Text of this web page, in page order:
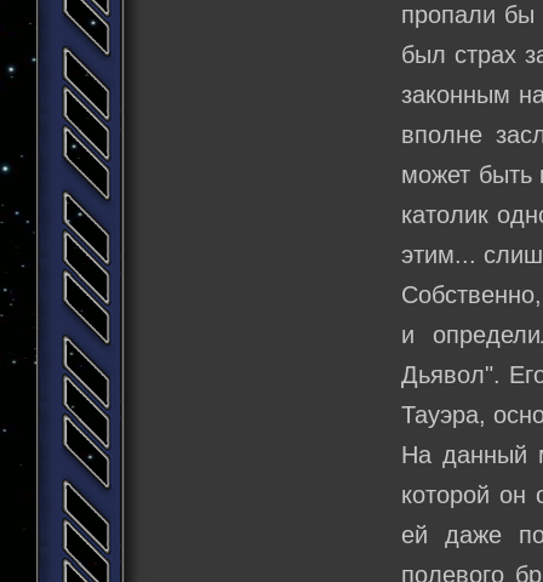
пропали бы
был страх
законным
вполне
может быть
католик
этим...
и
Дьявол".
Тауэра,
На данный
которой он
ей даже
полевого